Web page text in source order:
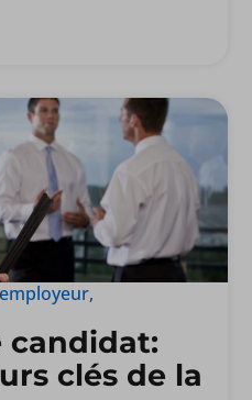
,
candidat:
clés de la